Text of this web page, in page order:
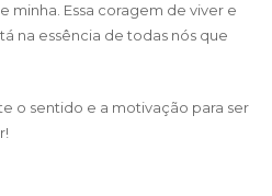
minha. Essa coragem de viver e
na essência de todas nós que
o sentido e a motivação para ser